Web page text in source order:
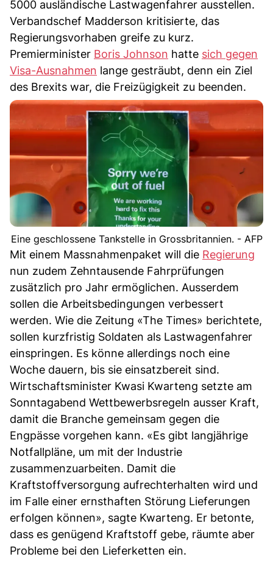
5000 ausländische Lastwagenfahrer ausstellen.
Verbandschef Madderson kritisierte, das
Regierungsvorhaben greife zu kurz.
Premierminister Boris Johnson hatte sich gegen
Visa-Ausnahmen lange gesträubt, denn ein Ziel
des Brexits war, die Freizügigkeit zu beenden.
Eine geschlossene Tankstelle in Grossbritannien. - AFP
Mit einem Massnahmenpaket will die Regierung
nun zudem Zehntausende Fahrprüfungen
zusätzlich pro Jahr ermöglichen. Ausserdem
sollen die Arbeitsbedingungen verbessert
werden. Wie die Zeitung «The Times» berichtete,
sollen kurzfristig Soldaten als Lastwagenfahrer
einspringen. Es könne allerdings noch eine
Woche dauern, bis sie einsatzbereit sind.
Wirtschaftsminister Kwasi Kwarteng setzte am
Sonntagabend Wettbewerbsregeln ausser Kraft,
damit die Branche gemeinsam gegen die
Engpässe vorgehen kann. «Es gibt langjährige
Notfallpläne, um mit der Industrie
zusammenzuarbeiten. Damit die
Kraftstoffversorgung aufrechterhalten wird und
im Falle einer ernsthaften Störung Lieferungen
erfolgen können», sagte Kwarteng. Er betonte,
dass es genügend Kraftstoff gebe, räumte aber
Probleme bei den Lieferketten ein.